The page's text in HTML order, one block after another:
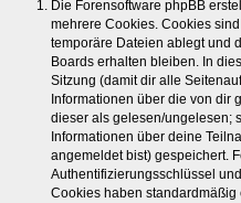
Die Forensoftware phpBB
mehrere Cookies. Cookies
temporäre Dateien ablegt und
Boards erhalten bleiben. In
Sitzung (damit dir alle
Informationen über die von dir
dieser als gelesen/ungelesen;
Informationen über deine
angemeldet bist) gespeichert.
Authentifizierungsschlüssel
Cookies haben standardmäßig